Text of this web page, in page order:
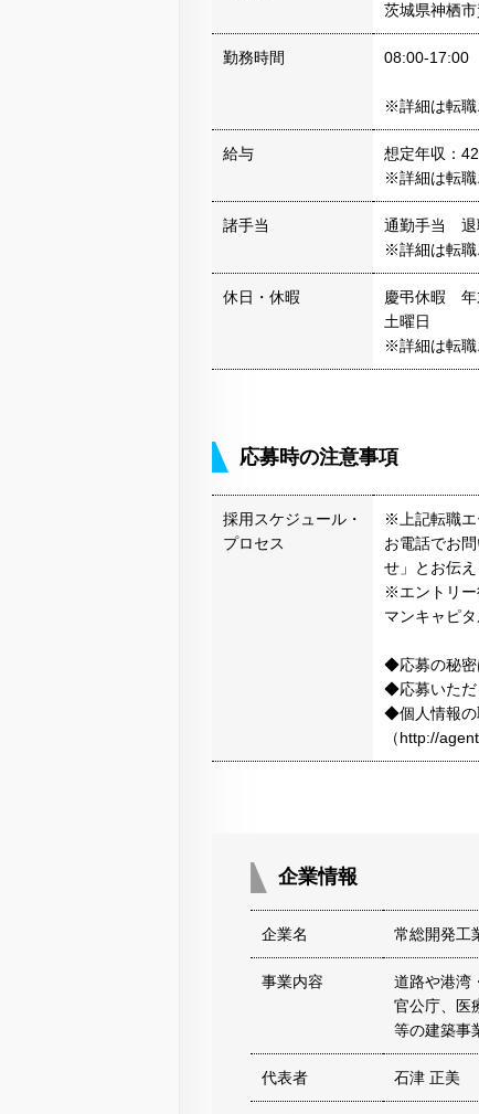
茨城県神栖
勤務時間 08:00-17:00
※詳細は転職
給与
想定年収：
※詳細は転職
諸手当
通勤手当
※詳細は転職
休日・休暇
慶弔休暇
土曜日
※詳細は転職
応募時の注意事項
採用スケジュール・
プロセス
※上記転職エ
お電話でお
せ」とお伝え
※エントリー
マンキャピ
◆応募の秘密
◆応募いただ
◆個人情報の
（http://
企業情報
企業名 常総開発工
事業内容
道路や港湾
官公庁、医
等の建築事
代表者 石津 正美